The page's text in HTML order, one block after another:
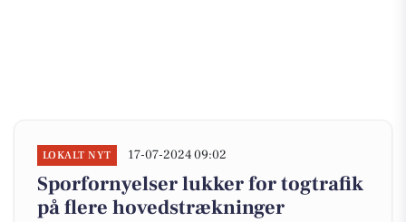
LOKALT NYT 17-07-2024 09:02
Sporfornyelser lukker for togtrafik
på flere hovedstrækninger